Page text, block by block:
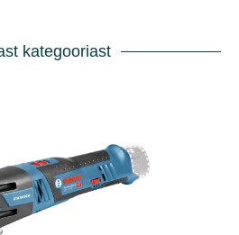
kategooriast